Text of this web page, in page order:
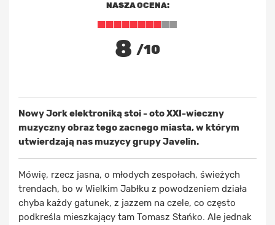
NASZA OCENA:
8 /10
Nowy Jork elektroniką stoi - oto XXI-wieczny
muzyczny obraz tego zacnego miasta, w którym
utwierdzają nas muzycy grupy Javelin.
Mówię, rzecz jasna, o młodych zespołach, świeżych
trendach, bo w Wielkim Jabłku z powodzeniem działa
chyba każdy gatunek, z jazzem na czele, co często
podkreśla mieszkający tam Tomasz Stańko. Ale jednak